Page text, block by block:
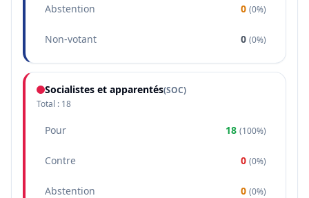
Abstention 0 (0%)
Non-votant 0 (0%)
Socialistes et apparentés(SOC)
Total : 18
Pour 18 (100%)
Contre 0 (0%)
Abstention 0 (0%)